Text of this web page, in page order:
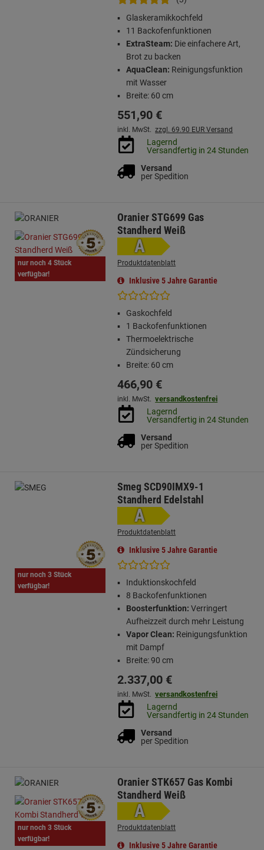
Glaskeramikkochfeld
11 Backofenfunktionen
ExtraSteam: Die einfachere Art,
Brot zu backen
AquaClean: Reinigungsfunktion
mit Wasser
Breite: 60 cm
551,90 €
inkl. MwSt. zzgl. 69.90 EUR Versand
Lagernd
Versandfertig in 24 Stunden
Versand
per Spedition
nur noch 4 Stück
verfügbar!
Oranier STG699 Gas
Standherd Weiß
A
Produktdatenblatt
Inklusive 5 Jahre Garantie
Gaskochfeld
1 Backofenfunktionen
Thermoelektrische
Zündsicherung
Breite: 60 cm
466,90 €
inkl. MwSt. versandkostenfrei
Lagernd
Versandfertig in 24 Stunden
Versand
per Spedition
nur noch 3 Stück
verfügbar!
Smeg SCD90IMX9-1
Standherd Edelstahl
A
Produktdatenblatt
Inklusive 5 Jahre Garantie
Induktionskochfeld
8 Backofenfunktionen
Boosterfunktion: Verringert
Aufheizzeit durch mehr Leistung
Vapor Clean: Reinigungsfunktion
mit Dampf
Breite: 90 cm
2.337,00 €
inkl. MwSt. versandkostenfrei
Lagernd
Versandfertig in 24 Stunden
Versand
per Spedition
nur noch 3 Stück
verfügbar!
Oranier STK657 Gas Kombi
Standherd Weiß
A
Produktdatenblatt
Inklusive 5 Jahre Garantie